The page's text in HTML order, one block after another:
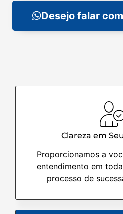
Desejo falar
Clareza em
Proporcionamos a
entendimento em
processo de